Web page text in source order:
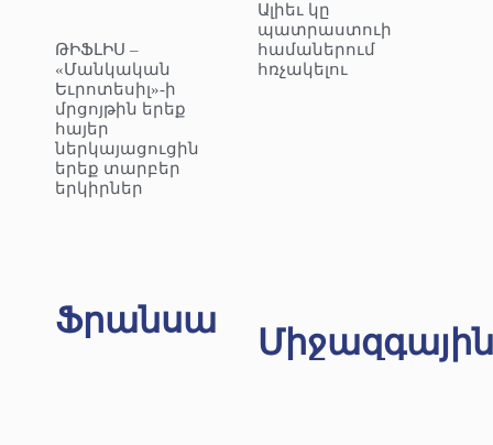
ԹԻՖԼԻՍ –
«Մանկական
Եւրոտեսիլ»-ի
մրցոյթին երեք
հայեր
ներկայացուցին
երեք տարբեր
երկիրներ
Ալիեւ կը
պատրաստուի
համաներում
հռչակելու
Ֆրանսա
Միջազգային